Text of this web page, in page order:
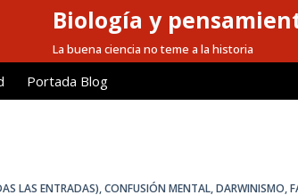
Biología y
La buena ciencia no teme a la historia
Portada Blog
LAS ENTRADAS),CONFUSIÓN MENTAL,DARWINISMO,